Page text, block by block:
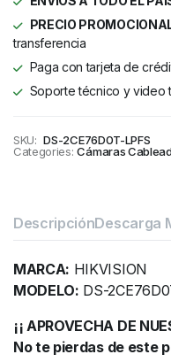
PRECIO
transferencia
Paga con tarjeta de
Soporte técnico y video
SKU: DS-2CE76D0T-LPFS
Categories: Cámaras
DescripciónDescarga
MARCA: HIKVISION
MODELO: DS-
¡¡ APROVECHA DE
No te pierdas de este